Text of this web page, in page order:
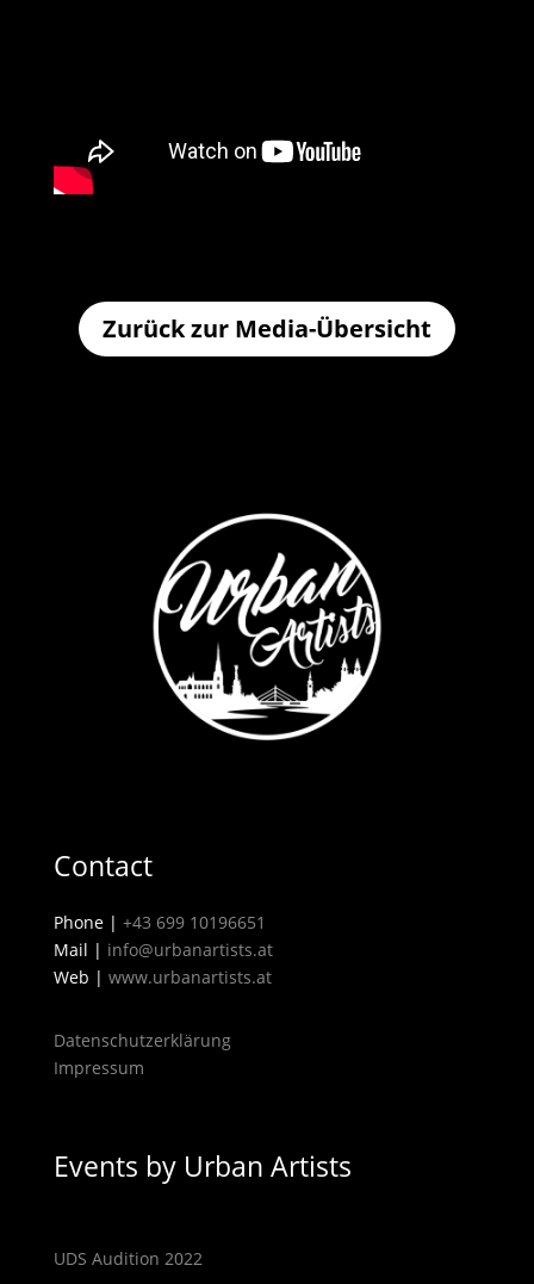
Zurück zur Media-Übersicht
Contact
Phone | +43 699 10196651
Mail | info@urbanartists.at
Web | www.urbanartists.at
Datenschutzerklärung
Impressum
Events by Urban Artists
UDS Audition 2022